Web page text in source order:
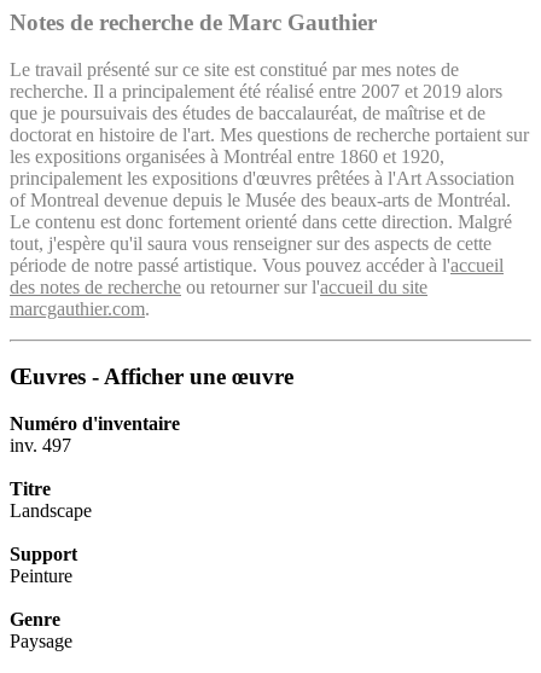
Notes de recherche de Marc Gauthier
Le travail présenté sur ce site est constitué par mes notes de
recherche. Il a principalement été réalisé entre 2007 et 2019 alors
que je poursuivais des études de baccalauréat, de maîtrise et de
doctorat en histoire de l'art. Mes questions de recherche portaient sur
les expositions organisées à Montréal entre 1860 et 1920,
principalement les expositions d'œuvres prêtées à l'Art Association
of Montreal devenue depuis le Musée des beaux-arts de Montréal.
Le contenu est donc fortement orienté dans cette direction. Malgré
tout, j'espère qu'il saura vous renseigner sur des aspects de cette
période de notre passé artistique. Vous pouvez accéder à l'accueil
des notes de recherche ou retourner sur l'accueil du site
marcgauthier.com.
Œuvres - Afficher une œuvre
Numéro d'inventaire
inv. 497
Titre
Landscape
Support
Peinture
Genre
Paysage